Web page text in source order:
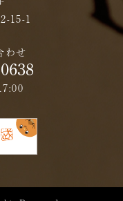
15-1
わせ